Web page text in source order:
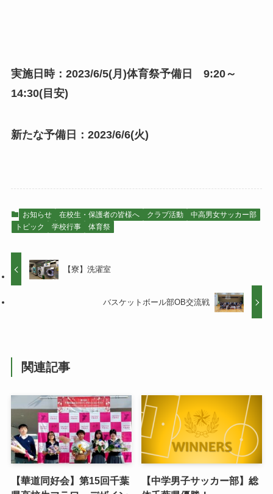
実施日時：2023/6/5(月)体育祭予備日 9:20～
14:30(目安)
新たな予備日：2023/6/6(火)
お知らせ 在校生・保護者の皆様へ クラブ活動
中高男女サッカー部
トピック
学校行事 体育祭
【寮】洗濯室
バスケットボール部OB交流戦
関連記事
【華道同好会】第15回千葉
【中学男子サッカー部】総